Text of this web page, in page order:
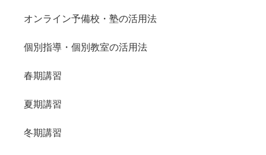
オンライン予備校・塾の活用法
個別指導・個別教室の活用法
春期講習
夏期講習
冬期講習